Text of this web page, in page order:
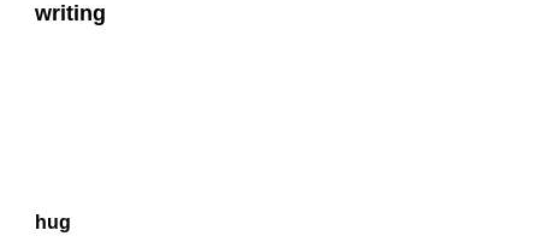
writing
hug